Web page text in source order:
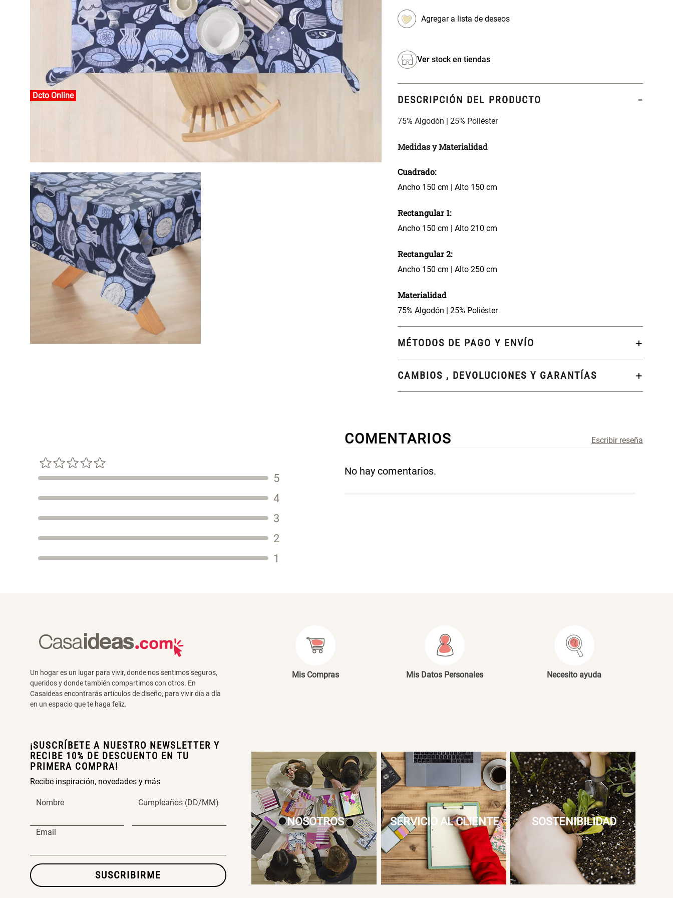
Dcto Online
Dcto Online
Ver stock en tiendas
DESCRIPCIÓN DEL PRODUCTO
75% Algodón | 25% Poliéster
Medidas y Materialidad
Cuadrado:
Ancho 150 cm | Alto 150 cm
Rectangular 1:
Ancho 150 cm | Alto 210 cm
Rectangular 2:
Ancho 150 cm | Alto 250 cm
Materialidad
75% Algodón | 25% Poliéster
MÉTODOS DE PAGO Y ENVÍO
CAMBIOS , DEVOLUCIONES Y GARANTÍAS
5
4
3
2
1
COMENTARIOS
No hay comentarios.
Un hogar es un lugar para vivir, donde nos sentimos seguros,
queridos y donde también compartimos con otros. En
Casaideas encontrarás artículos de diseño, para vivir día a día
en un espacio que te haga feliz.
¡SUSCRÍBETE A NUESTRO NEWSLETTER Y
RECIBE 10% DE DESCUENTO EN TU
PRIMERA COMPRA!
Recibe inspiración, novedades y más
Nombre Cumpleaños (DD/MM)
Email
SUSCRIBIRME
Mis Compras Mis Datos Personales Necesito ayuda
NOSOTROS SERVICIO AL CLIENTE SOSTENIBILIDAD